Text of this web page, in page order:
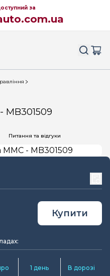
за
MB301509
Питання та відгуки
Купити
1 день В дорозі